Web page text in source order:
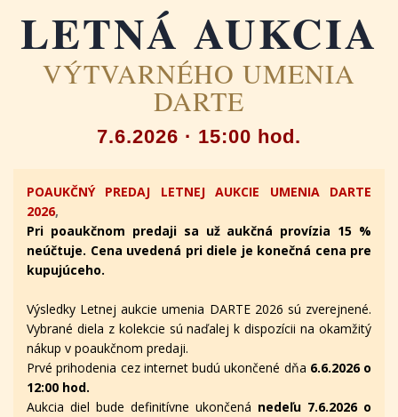
LETNÁ AUKCIA
VÝTVARNÉHO UMENIA
DARTE
7.6.2026 · 15:00 hod.
POAUKČNÝ PREDAJ LETNEJ AUKCIE UMENIA DARTE
2026,
Pri poaukčnom predaji sa už aukčná provízia 15 %
neúčtuje. Cena uvedená pri diele je konečná cena pre
kupujúceho.
Výsledky Letnej aukcie umenia DARTE 2026 sú zverejnené.
Vybrané diela z kolekcie sú naďalej k dispozícii na okamžitý
nákup v poaukčnom predaji.
Prvé prihodenia cez internet budú ukončené dňa 6.6.2026 o
12:00 hod.
Aukcia diel bude definitívne ukončená nedeľu 7.6.2026 o